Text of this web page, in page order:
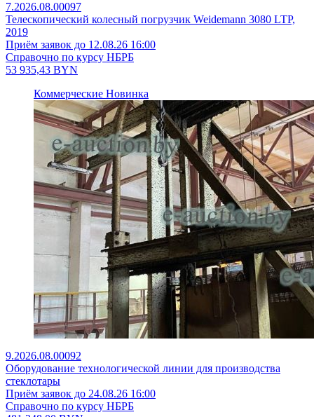
7.2026.08.00097
Телескопический колесный погрузчик Weidemann 3080 LTP,
2019
Приём заявок до 12.08.26 16:00
Справочно по курсу НБРБ
53 935,43 BYN
Коммерческие Новинка
9.2026.08.00092
Оборудование технологической линии для производства
стеклотары
Приём заявок до 24.08.26 16:00
Справочно по курсу НБРБ